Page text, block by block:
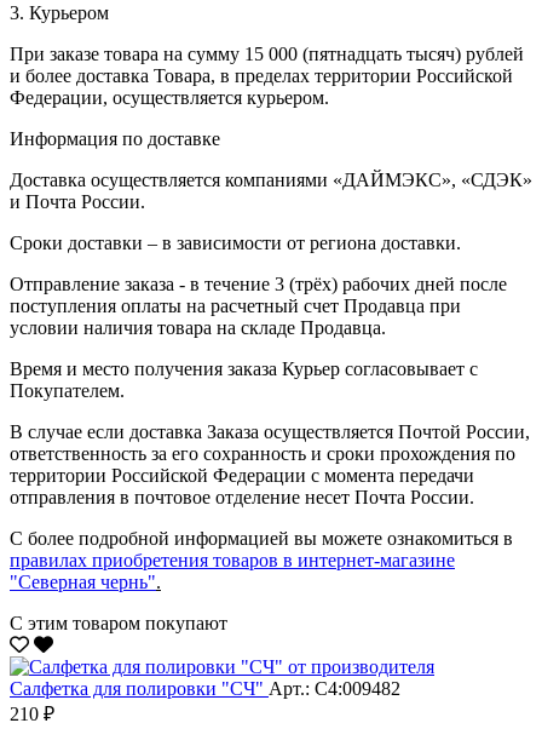
3. Курьером
При заказе товара на сумму 15 000 (пятнадцать тысяч) рублей
и более доставка Товара, в пределах территории Российской
Федерации, осуществляется курьером.
Информация по доставке
Доставка осуществляется компаниями «ДАЙМЭКС», «СДЭК»
и Почта России.
Сроки доставки – в зависимости от региона доставки.
Отправление заказа - в течение 3 (трёх) рабочих дней после
поступления оплаты на расчетный счет Продавца при
условии наличия товара на складе Продавца.
Время и место получения заказа Курьер согласовывает с
Покупателем.
В случае если доставка Заказа осуществляется Почтой России,
ответственность за его сохранность и сроки прохождения по
территории Российской Федерации с момента передачи
отправления в почтовое отделение несет Почта России.
С более подробной информацией вы можете ознакомиться в
правилах приобретения товаров в интернет-магазине
"Северная чернь".
С этим товаром покупают
Салфетка для полировки "CЧ" Арт.: С4:009482
210 ₽